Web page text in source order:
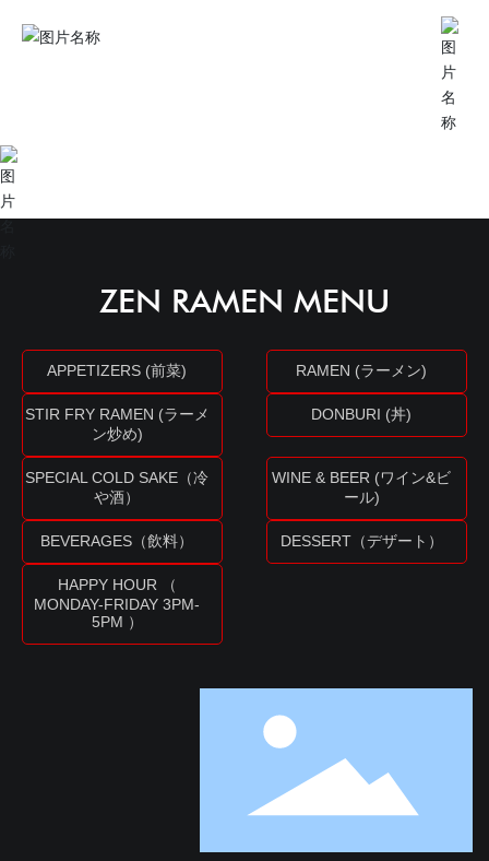
ZEN RAMEN MENU
APPETIZERS (前菜) RAMEN (ラーメン)
STIR FRY RAMEN (ラーメ
ン炒め)
DONBURI (丼)
SPECIAL COLD SAKE（冷
や酒）
WINE & BEER (ワイン&ビ
ール)
BEVERAGES（飲料） DESSERT（デザート）
HAPPY HOUR （
MONDAY-FRIDAY 3PM-
5PM ）